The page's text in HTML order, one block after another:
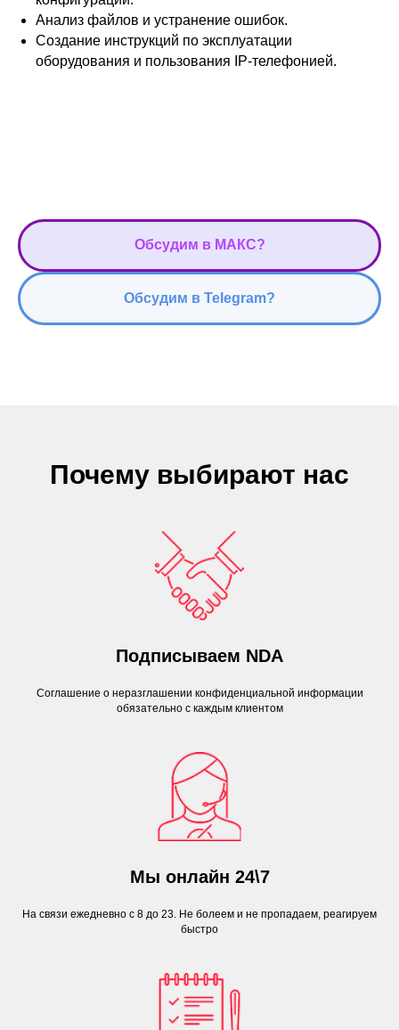
Анализ файлов и устранение ошибок.
Создание инструкций по эксплуатации
оборудования и пользования IP-телефонией.
Обсудим в МАКС?
Обсудим в Telegram?
Почему выбирают нас
Подписываем NDA
Соглашение о неразглашении конфиденциальной информации
обязательно с каждым клиентом
Мы онлайн 24\7
На связи ежедневно с 8 до 23. Не болеем и не пропадаем, реагируем
быстро